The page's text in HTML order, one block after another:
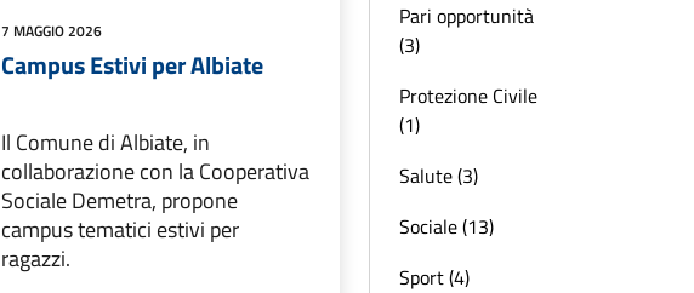
7 MAGGIO 2026
Campus Estivi per Albiate
Il Comune di Albiate, in
collaborazione con la Cooperativa
Sociale Demetra, propone
campus tematici estivi per
ragazzi.
Pari opportunità
(3)
Protezione Civile
(1)
Salute (3)
Sociale (13)
Sport (4)